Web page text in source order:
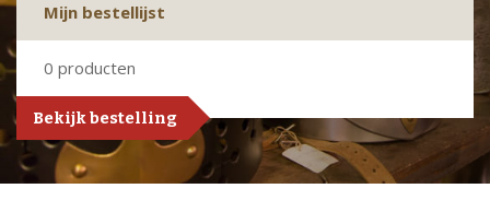
Mijn bestellijst
0 producten
Bekijk bestelling